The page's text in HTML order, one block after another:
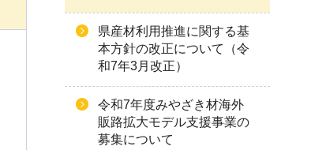
県産材利用推進に関する基
本方針の改正について（令
和7年3月改正）
令和7年度みやざき材海外
販路拡大モデル支援事業の
募集について